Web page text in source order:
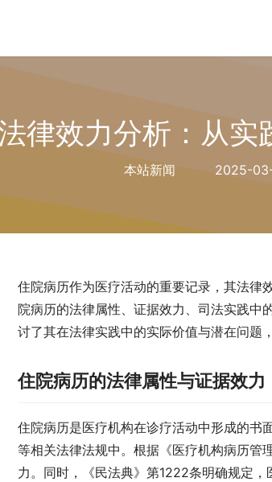
律效力分析：从实
本站新闻 2025-
住院病历作为医疗活动的重要记录，其法律
院病历的法律属性、证据效力、司法实践中
讨了其在法律实践中的实际价值与潜在问题
住院病历的法律属性与证据效力
住院病历是医疗机构在诊疗活动中形成的书
等相关法律法规中。根据《医疗机构病历管
力。同时，《民法典》第1222条明确规定，